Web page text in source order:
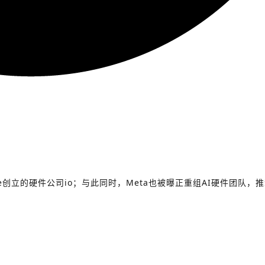
的硬件公司io；与此同时，Meta也被曝正重组AI硬件团队，推